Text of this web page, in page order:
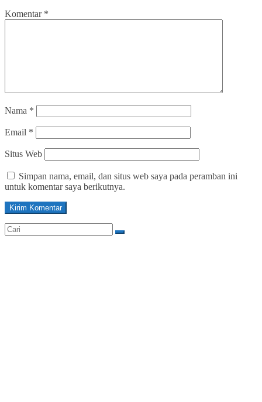
Komentar *
Nama *
Email *
Situs Web
Simpan nama, email, dan situs web saya pada peramban ini
untuk komentar saya berikutnya.